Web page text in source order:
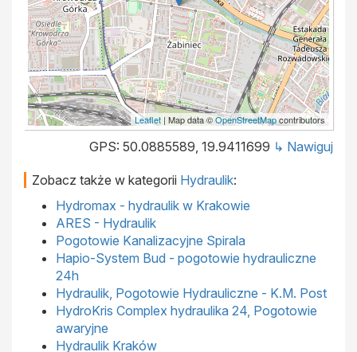
Leaflet | Map data ©OpenStreetMapcontributors
GPS: 50.0885589, 19.9411699 ↳ Nawiguj
Zobacz także w kategorii Hydraulik:
Hydromax - hydraulik w Krakowie
ARES - Hydraulik
Pogotowie Kanalizacyjne Spirala
Hapio-System Bud - pogotowie hydrauliczne
24h
Hydraulik, Pogotowie Hydrauliczne - K.M. Post
HydroKris Complex hydraulika 24, Pogotowie
awaryjne
Hydraulik Kraków